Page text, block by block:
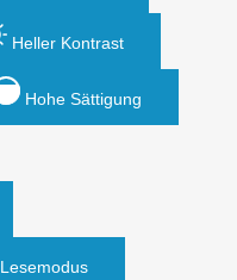
Heller Kontrast
Hohe Sättigung
Lesemodus